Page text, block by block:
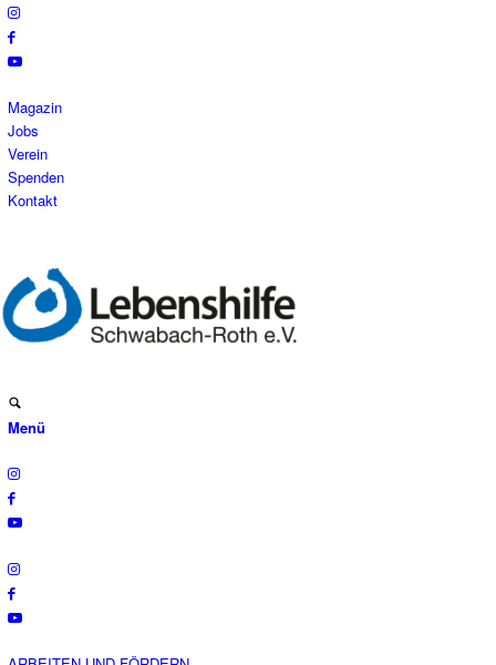
Magazin
Jobs
Verein
Spenden
Kontakt
Menü